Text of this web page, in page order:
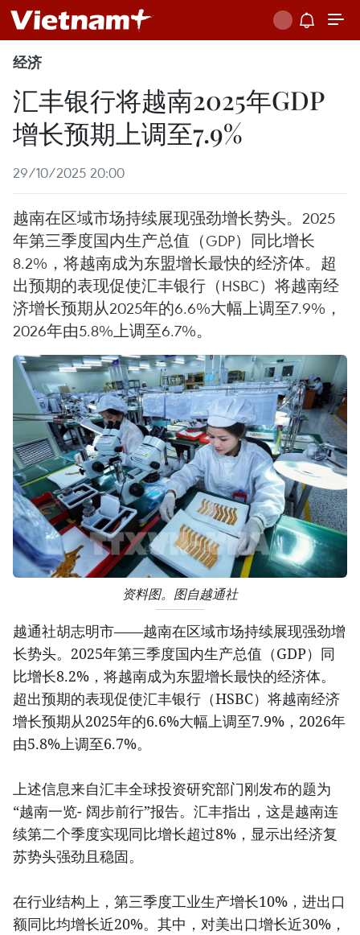
经济
汇丰银行将越南2025年GDP
增长预期上调至7.9%
29/10/2025 20:00
越南在区域市场持续展现强劲增长势头。2025
年第三季度国内生产总值（GDP）同比增长
8.2%，将越南成为东盟增长最快的经济体。超
出预期的表现促使汇丰银行（HSBC）将越南经
济增长预期从2025年的6.6%大幅上调至7.9%，
2026年由5.8%上调至6.7%。
资料图。图自越通社
越通社胡志明市——越南在区域市场持续展现强劲增
长势头。2025年第三季度国内生产总值（GDP）同
比增长8.2%，将越南成为东盟增长最快的经济体。
超出预期的表现促使汇丰银行（HSBC）将越南经济
增长预期从2025年的6.6%大幅上调至7.9%，2026年
由5.8%上调至6.7%。
上述信息来自汇丰全球投资研究部门刚发布的题为
“越南一览- 阔步前行”报告。汇丰指出，这是越南连
续第二个季度实现同比增长超过8%，显示出经济复
苏势头强劲且稳固。
在行业结构上，第三季度工业生产增长10%，进出口
额同比均增长近20%。其中，对美出口增长近30%，